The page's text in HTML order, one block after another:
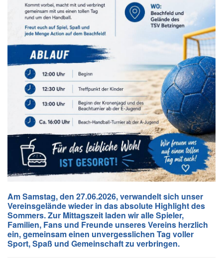
Am Samstag, den 27.06.2026, verwandelt sich unser
Vereinsgelände wieder in das absolute Highlight des
Sommers. Zur Mittagszeit laden wir alle Spieler,
Familien, Fans und Freunde unseres Vereins herzlich
ein, gemeinsam einen unvergesslichen Tag voller
Sport, Spaß und Gemeinschaft zu verbringen.